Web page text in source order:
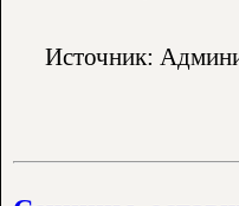
Источник: